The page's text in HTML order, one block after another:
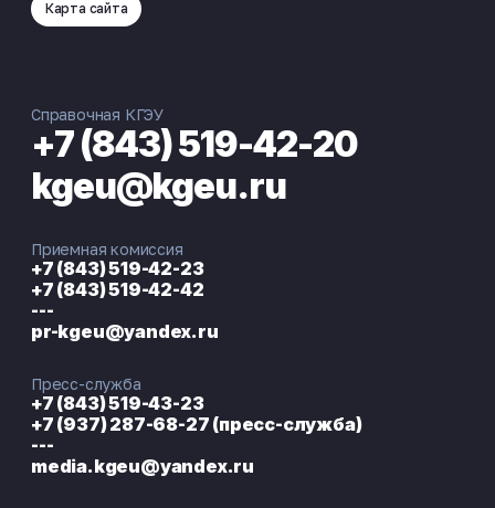
Карта сайта
Справочная КГЭУ
+7 (843) 519-42-20
kgeu@kgeu.ru
Приемная комиссия
+7 (843) 519-42-23
+7 (843) 519-42-42
---
pr-kgeu@yandex.ru
Пресс-служба
+7 (843) 519-43-23
+7 (937) 287-68-27 (пресс-служба)
---
media.kgeu@yandex.ru